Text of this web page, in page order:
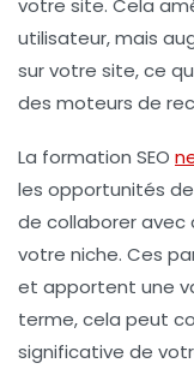
votre site. Cela
utilisateur, mais
sur votre site, ce
des moteurs de
La formation SEO
les opportunités
de collaborer avec
votre niche. Ces
et apportent une
terme, cela peut
significative de